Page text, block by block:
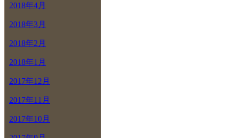
2018年4月
2018年3月
2018年2月
2018年1月
2017年12月
2017年11月
2017年10月